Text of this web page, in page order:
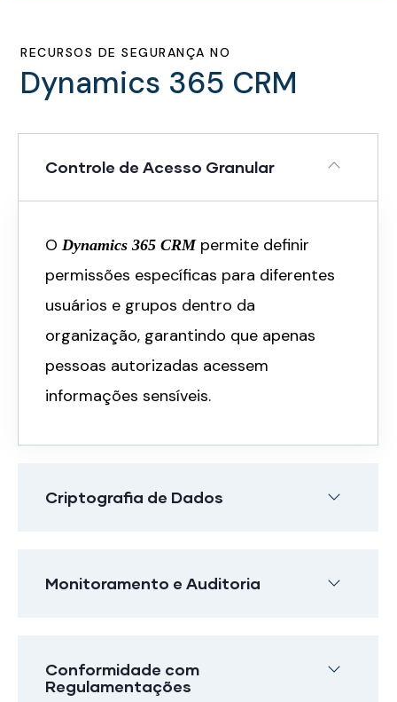
RECURSOS DE SEGURANÇA NO
Dynamics 365 CRM
Controle de Acesso Granular
O Dynamics 365 CRMpermite definir
permissões específicas para diferentes
usuários e grupos dentro da
organização, garantindo que apenas
pessoas autorizadas acessem
informações sensíveis.
Criptografia de Dados
Monitoramento e Auditoria
Conformidade com
Regulamentações